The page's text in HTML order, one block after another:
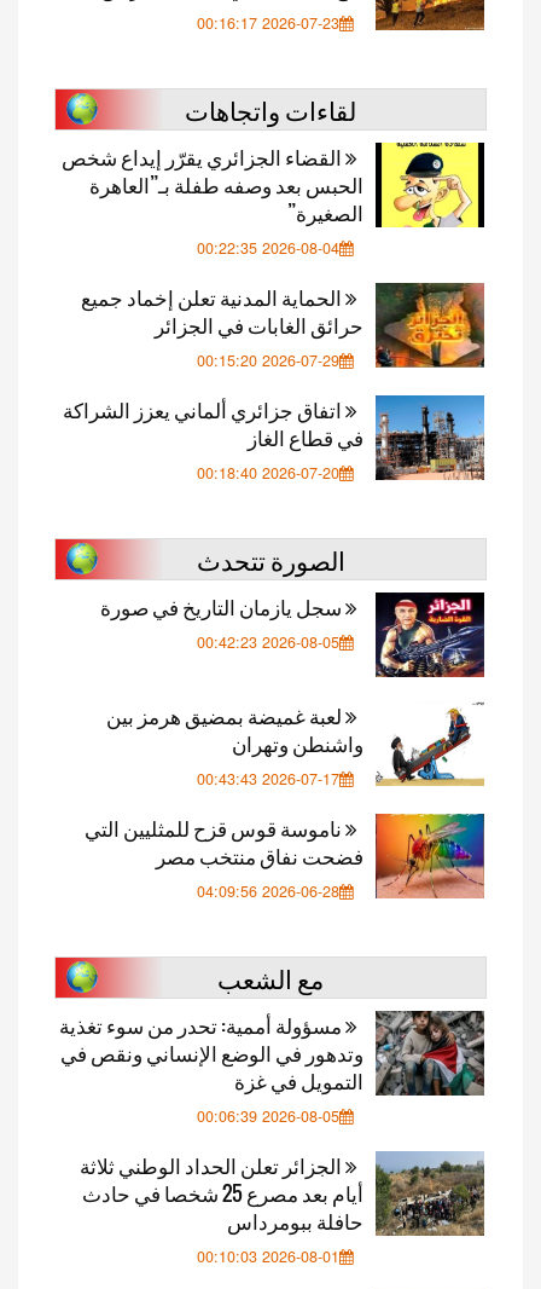
2026-07-23 00:16:17
لقاءات واتجاهات
القضاء الجزائري يقرّر إيداع شخص
الحبس بعد وصفه طفلة بـ”العاهرة
الصغيرة”
2026-08-04 00:22:35
الحماية المدنية تعلن إخماد جميع
حرائق الغابات في الجزائر
2026-07-29 00:15:20
اتفاق جزائري ألماني يعزز الشراكة
في قطاع الغاز
2026-07-20 00:18:40
الصورة تتحدث
سجل يازمان التاريخ في صورة
2026-08-05 00:42:23
لعبة غميضة بمضيق هرمز بين
واشنطن وتهران
2026-07-17 00:43:43
ناموسة قوس قزح للمثليين التي
فضحت نفاق منتخب مصر
2026-06-28 04:09:56
مع الشعب
مسؤولة أممية: تحدر من سوء تغذية
وتدهور في الوضع الإنساني ونقص في
التمويل في غزة
2026-08-05 00:06:39
الجزائر تعلن الحداد الوطني ثلاثة
أيام بعد مصرع 25 شخصا في حادث
حافلة ببومرداس
2026-08-01 00:10:03